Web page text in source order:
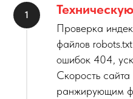
Проверка
файлов
ошибок 404,
Скорость
ранжирующим